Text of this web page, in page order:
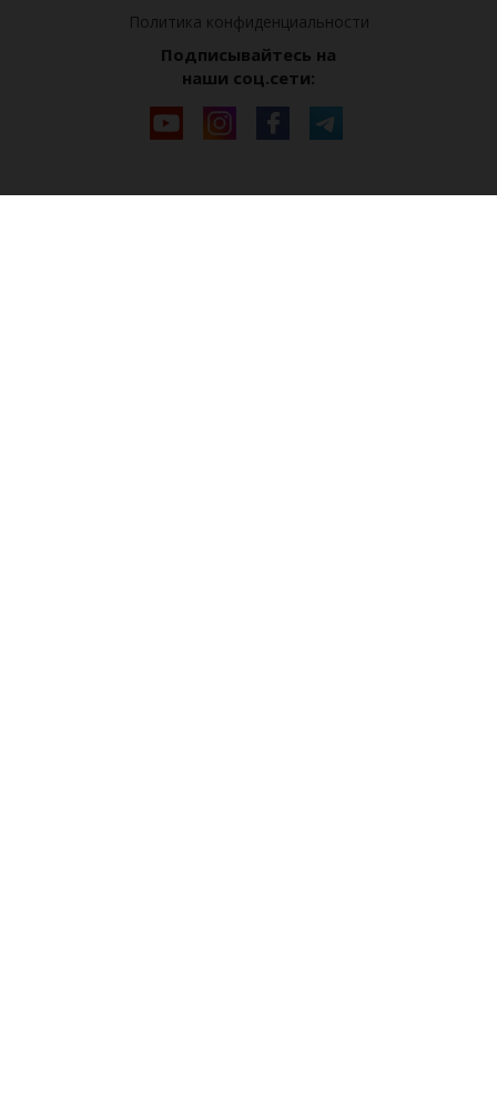
Политика конфиденциальности
Подписывайтесь на
наши соц.сети: